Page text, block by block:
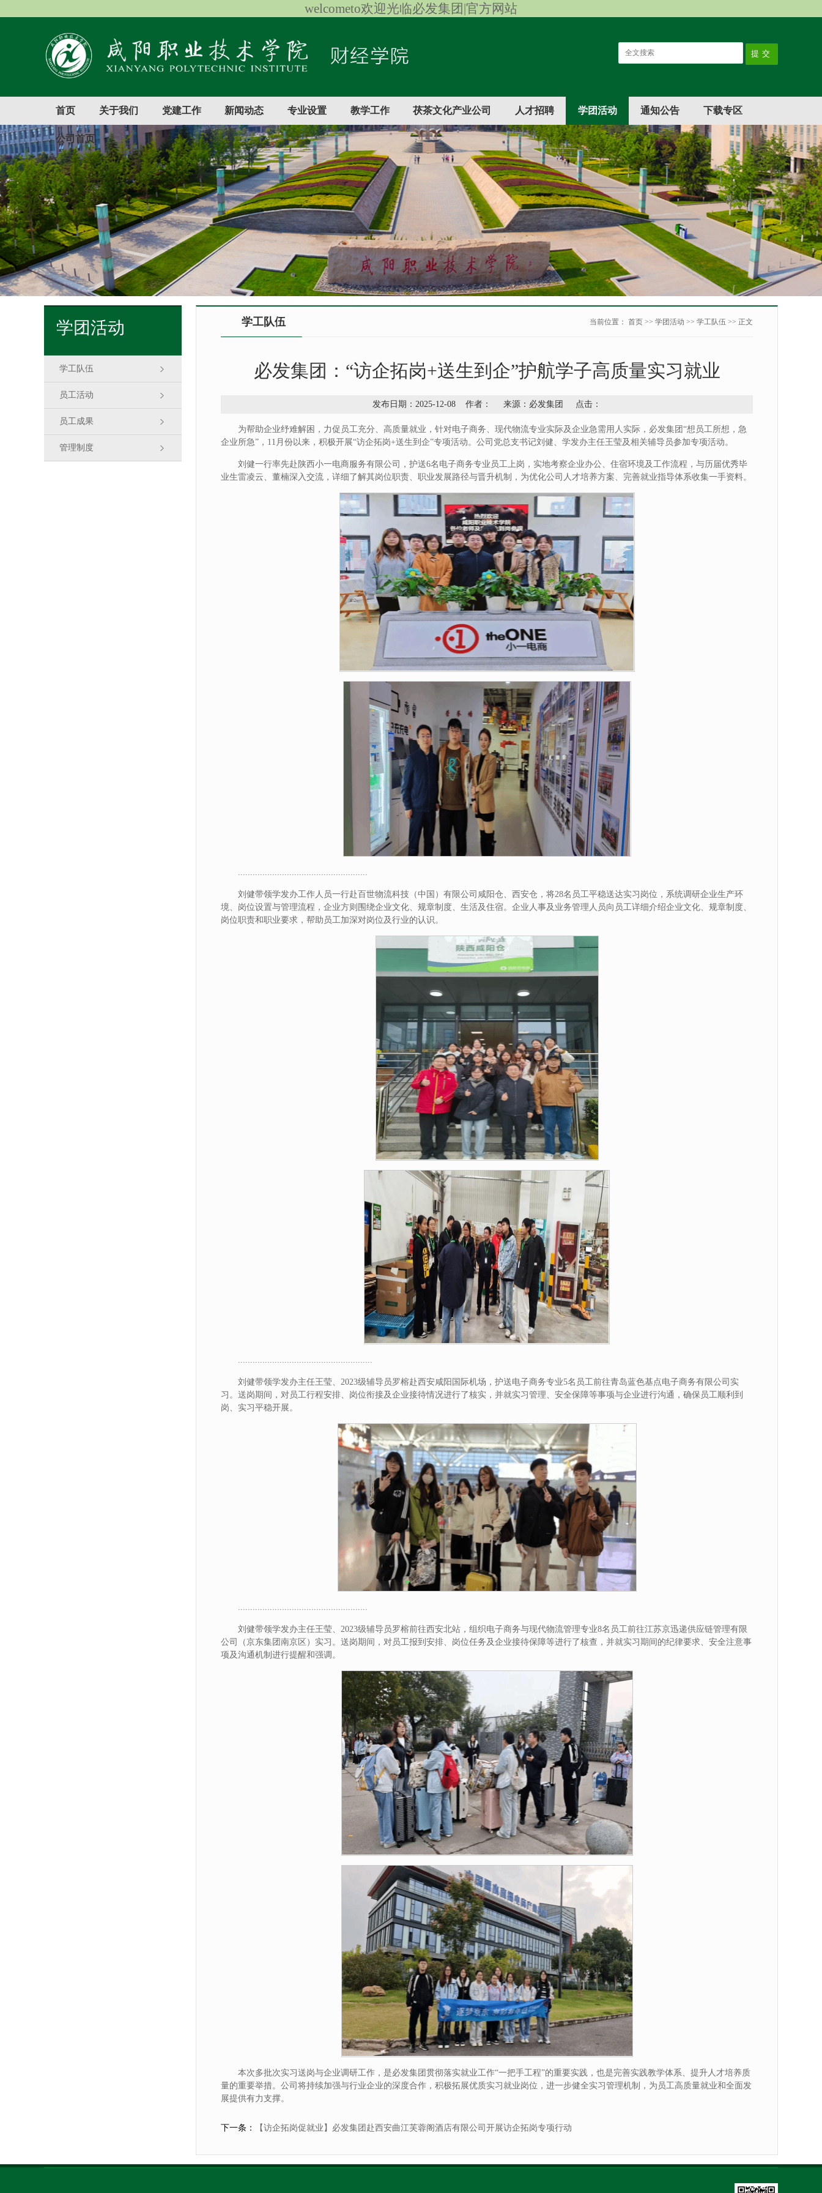
welcometo欢迎光临必发集团|官方网站
首页 关于我们 党建工作 新闻动态 专业设置 教学工作 茯茶文化产业公司 人才招聘 学团活动 通知公告 下载专区
公司首页
学团活动
学工队伍
员工活动
员工成果
管理制度
学工队伍 当前位置： 首页 >> 学团活动 >> 学工队伍 >> 正文
必发集团：“访企拓岗+送生到企”护航学子高质量实习就业
发布日期：2025-12-08 作者： 来源：必发集团 点击：
为帮助企业纾难解困，力促员工充分、高质量就业，针对电子商务、现代物流专业实际及企业急需用人实际，必发集团“想员工所想，急
企业所急”，11月份以来，积极开展“访企拓岗+送生到企”专项活动。公司党总支书记刘健、学发办主任王莹及相关辅导员参加专项活动。
刘健一行率先赴陕西小一电商服务有限公司，护送6名电子商务专业员工上岗，实地考察企业办公、住宿环境及工作流程，与历届优秀毕
业生雷凌云、董楠深入交流，详细了解其岗位职责、职业发展路径与晋升机制，为优化公司人才培养方案、完善就业指导体系收集一手资料。
.....................................................
刘健带领学发办工作人员一行赴百世物流科技（中国）有限公司咸阳仓、西安仓，将28名员工平稳送达实习岗位，系统调研企业生产环
境、岗位设置与管理流程，企业方则围绕企业文化、规章制度、生活及住宿。企业人事及业务管理人员向员工详细介绍企业文化、规章制度、
岗位职责和职业要求，帮助员工加深对岗位及行业的认识。
.......................................................
刘健带领学发办主任王莹、2023级辅导员罗榕赴西安咸阳国际机场，护送电子商务专业5名员工前往青岛蓝色基点电子商务有限公司实
习。送岗期间，对员工行程安排、岗位衔接及企业接待情况进行了核实，并就实习管理、安全保障等事项与企业进行沟通，确保员工顺利到
岗、实习平稳开展。
.....................................................
刘健带领学发办主任王莹、2023级辅导员罗榕前往西安北站，组织电子商务与现代物流管理专业8名员工前往江苏京迅递供应链管理有限
公司（京东集团南京区）实习。送岗期间，对员工报到安排、岗位任务及企业接待保障等进行了核查，并就实习期间的纪律要求、安全注意事
项及沟通机制进行提醒和强调。
本次多批次实习送岗与企业调研工作，是必发集团贯彻落实就业工作“一把手工程”的重要实践，也是完善实践教学体系、提升人才培养质
量的重要举措。公司将持续加强与行业企业的深度合作，积极拓展优质实习就业岗位，进一步健全实习管理机制，为员工高质量就业和全面发
展提供有力支撑。
下一条： 【访企拓岗促就业】必发集团赴西安曲江芙蓉阁酒店有限公司开展访企拓岗专项行动